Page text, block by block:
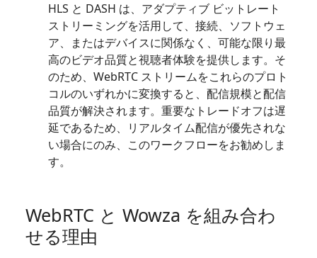
HLS と DASH は、アダプティブ ビットレート
ストリーミングを活用して、接続、ソフトウェ
ア、またはデバイスに関係なく、可能な限り最
高のビデオ品質と視聴者体験を提供します。そ
のため、WebRTC ストリームをこれらのプロト
コルのいずれかに変換すると、配信規模と配信
品質が解決されます。重要なトレードオフは遅
延であるため、リアルタイム配信が優先されな
い場合にのみ、このワークフローをお勧めしま
す。
WebRTC と Wowza を組み合わ
せる理由